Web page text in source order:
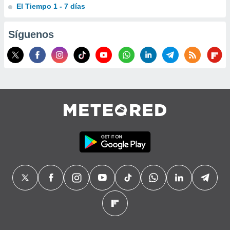
a través
de
uso de
con el
publicidad
de
El Tiempo 1 - 7 días
Síguenos